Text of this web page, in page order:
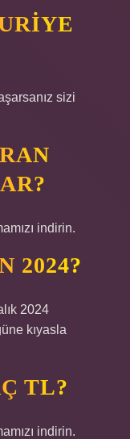
sizi
indirin.
2024?
2024
kıyasla
TL?
indirin.